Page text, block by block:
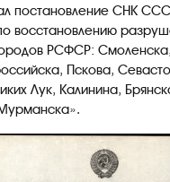
постановление СНК
восстановлению
РСФСР:
Пскова,
Лук, Калинина,